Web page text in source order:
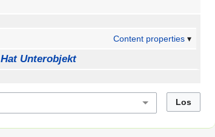
Content properties
Hat Unterobjekt